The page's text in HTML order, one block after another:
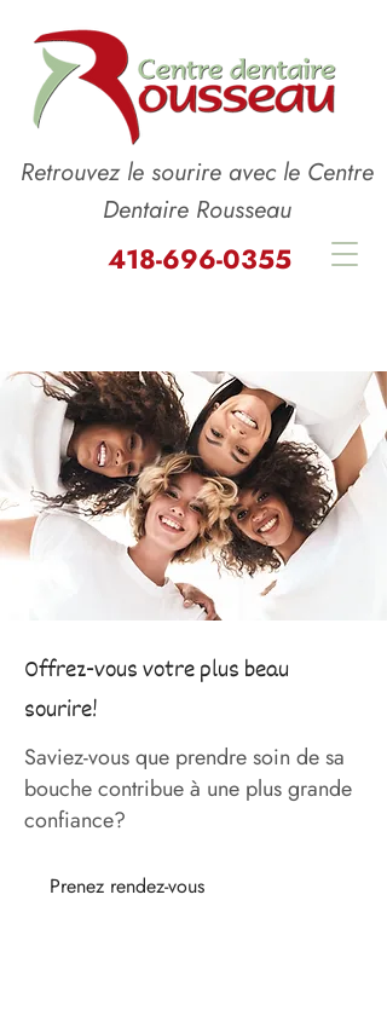
Retrouvez le sourire avec le Centre
Dentaire Rousseau
418-696-0355
Offrez-vous votre plus beau
sourire!
Saviez-vous que prendre soin de sa
bouche contribue à une plus grande
confiance?
Prenez rendez-vous